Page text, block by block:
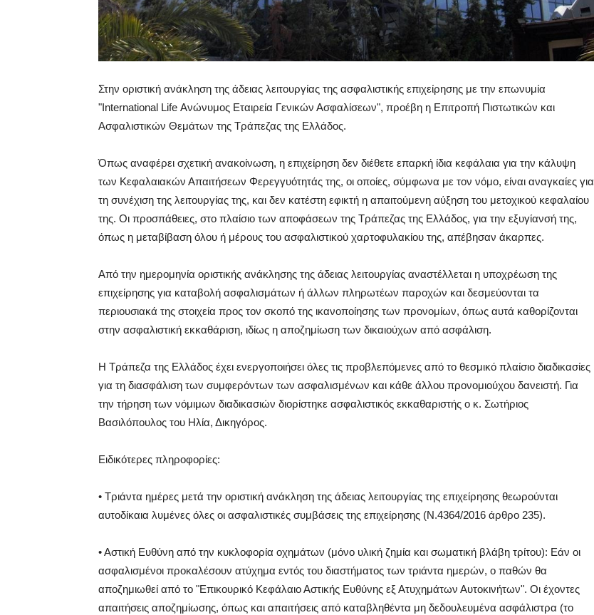
Στην οριστική ανάκληση της άδειας λειτουργίας της ασφαλιστικής επιχείρησης με την επωνυμία
"International Life Ανώνυμος Εταιρεία Γενικών Ασφαλίσεων", προέβη η Επιτροπή Πιστωτικών και
Ασφαλιστικών Θεμάτων της Τράπεζας της Ελλάδος.
Όπως αναφέρει σχετική ανακοίνωση, η επιχείρηση δεν διέθετε επαρκή ίδια κεφάλαια για την κάλυψη
των Κεφαλαιακών Απαιτήσεων Φερεγγυότητάς της, οι οποίες, σύμφωνα με τον νόμο, είναι αναγκαίες για
τη συνέχιση της λειτουργίας της, και δεν κατέστη εφικτή η απαιτούμενη αύξηση του μετοχικού κεφαλαίου
της. Οι προσπάθειες, στο πλαίσιο των αποφάσεων της Τράπεζας της Ελλάδος, για την εξυγίανσή της,
όπως η μεταβίβαση όλου ή μέρους του ασφαλιστικού χαρτοφυλακίου της, απέβησαν άκαρπες.
Από την ημερομηνία οριστικής ανάκλησης της άδειας λειτουργίας αναστέλλεται η υποχρέωση της
επιχείρησης για καταβολή ασφαλισμάτων ή άλλων πληρωτέων παροχών και δεσμεύονται τα
περιουσιακά της στοιχεία προς τον σκοπό της ικανοποίησης των προνομίων, όπως αυτά καθορίζονται
στην ασφαλιστική εκκαθάριση, ιδίως η αποζημίωση των δικαιούχων από ασφάλιση.
Η Τράπεζα της Ελλάδος έχει ενεργοποιήσει όλες τις προβλεπόμενες από το θεσμικό πλαίσιο διαδικασίες
για τη διασφάλιση των συμφερόντων των ασφαλισμένων και κάθε άλλου προνομιούχου δανειστή. Για
την τήρηση των νόμιμων διαδικασιών διορίστηκε ασφαλιστικός εκκαθαριστής ο κ. Σωτήριος
Βασιλόπουλος του Ηλία, Δικηγόρος.
Ειδικότερες πληροφορίες:
• Τριάντα ημέρες μετά την οριστική ανάκληση της άδειας λειτουργίας της επιχείρησης θεωρούνται
αυτοδίκαια λυμένες όλες οι ασφαλιστικές συμβάσεις της επιχείρησης (N.4364/2016 άρθρο 235).
• Αστική Ευθύνη από την κυκλοφορία οχημάτων (μόνο υλική ζημία και σωματική βλάβη τρίτου): Εάν οι
ασφαλισμένοι προκαλέσουν ατύχημα εντός του διαστήματος των τριάντα ημερών, ο παθών θα
αποζημιωθεί από το "Επικουρικό Κεφάλαιο Αστικής Ευθύνης εξ Ατυχημάτων Αυτοκινήτων". Οι έχοντες
απαιτήσεις αποζημίωσης, όπως και απαιτήσεις από καταβληθέντα μη δεδουλευμένα ασφάλιστρα (το